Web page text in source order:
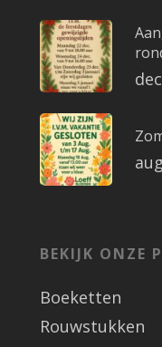
BEKIJK ONZE
Boeketten
Rouwstukken